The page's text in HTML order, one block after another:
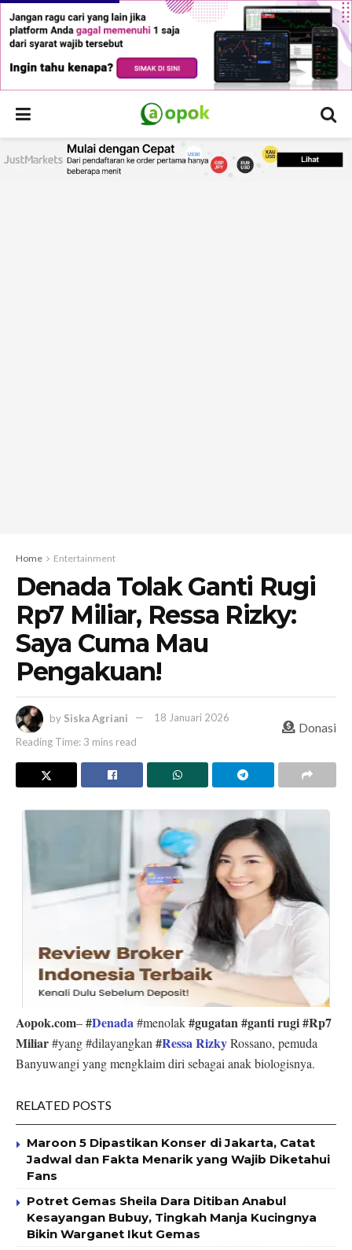
Home Entertainment
Denada Tolak Ganti Rugi
Rp7 Miliar, Ressa Rizky:
Saya Cuma Mau
Pengakuan!
by Siska Agriani
18 Januari 2026
Reading Time: 3 mins read
Donasi
Aopok.com–#Denada#menolak#gugatan #ganti rugi #Rp7
Miliar#yang #dilayangkan #Ressa RizkyRossano, pemuda
Banyuwangi yang mengklaim diri sebagai anak biologisnya.
RELATED POSTS
Maroon 5 Dipastikan Konser di Jakarta, Catat
Jadwal dan Fakta Menarik yang Wajib Diketahui
Fans
Potret Gemas Sheila Dara Ditiban Anabul
Kesayangan Bubuy, Tingkah Manja Kucingnya
Bikin Warganet Ikut Gemas